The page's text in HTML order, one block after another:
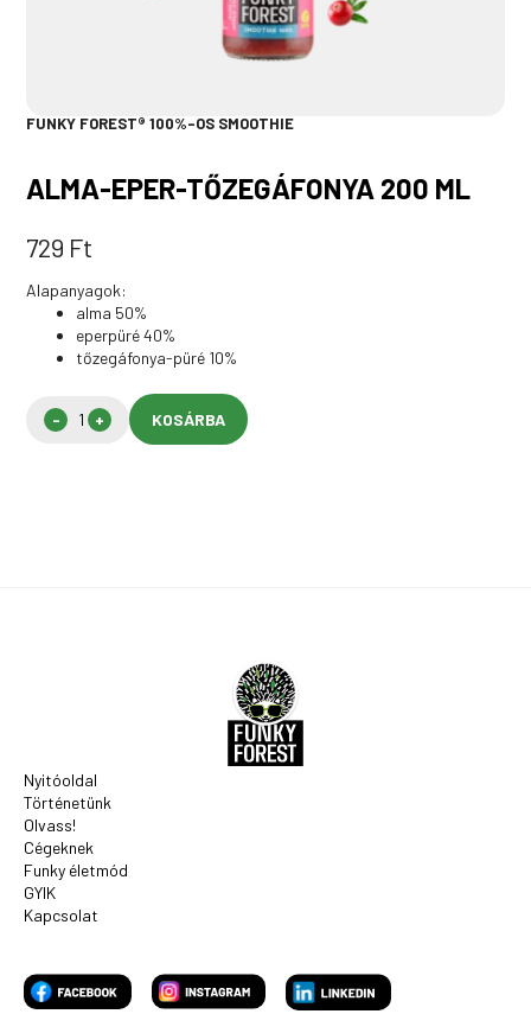
FUNKY FOREST® 100%-OS SMOOTHIE
ALMA-EPER-TŐZEGÁFONYA 200 ML
729 Ft
Alapanyagok:
alma 50%
eperpüré 40%
tőzegáfonya-püré 10%
KOSÁRBA
Nyitóoldal
Történetünk
Olvass!
Cégeknek
Funky életmód
GYIK
Kapcsolat